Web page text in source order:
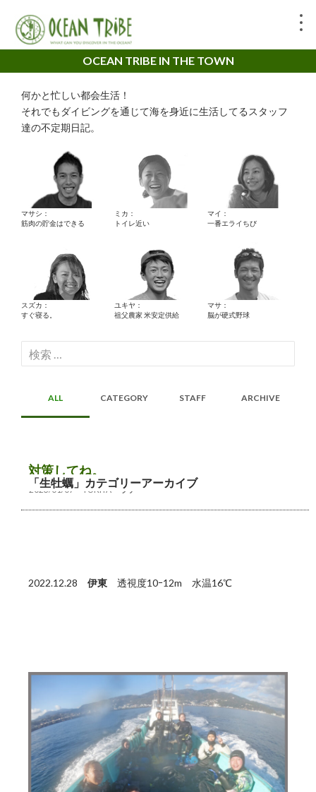
OCEAN TRIBE IN THE TOWN
何かと忙しい都会生活！
それでもダイビングを通じて海を身近に生活してるスタッフ
達の不定期日記。
マサシ：
筋肉の貯金はできる
ミカ：
トイレ近い
マイ：
一番エライちび
スズカ：
すぐ寝る。
ユキヤ：
祖父農家 米安定供給
マサ：
脳が硬式野球
検
索:
ALL CATEGORY STAFF ARCHIVE
「生牡蠣」カテゴリーアーカイブ
対策してね。
2023/01/07 YUKIYA ツアー
2022.12.28 伊東 透視度10ｰ12m 水温16℃